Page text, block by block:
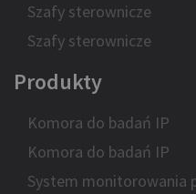
Szafy sterownicze
Szafy sterownicze
Produkty
Komora do badań IP
Komora do badań IP
System monitorowania